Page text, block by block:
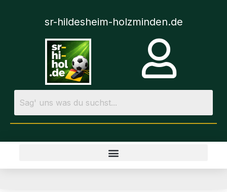
sr-hildesheim-holzminden.de